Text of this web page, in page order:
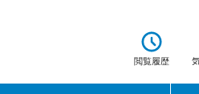
閲覧履歴